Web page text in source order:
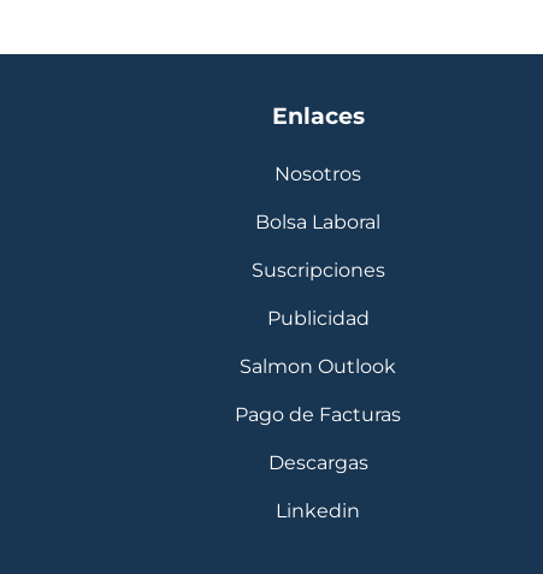
Enlaces
Nosotros
Bolsa Laboral
Suscripciones
Publicidad
Salmon Outlook
Pago de Facturas
Descargas
Linkedin